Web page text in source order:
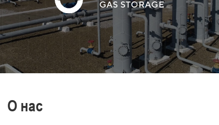
газопроводов Туркменистан-Китай.
О нас